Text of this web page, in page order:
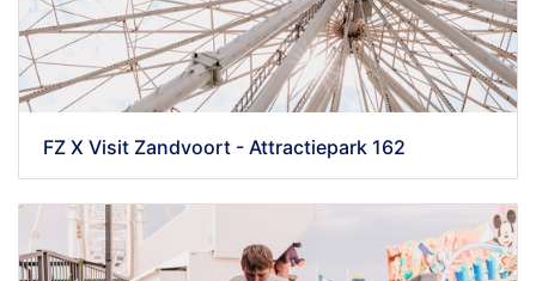
FZ X Visit Zandvoort - Attractiepark 162